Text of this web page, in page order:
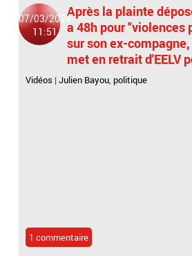
07/03/2024
11:51
Après la plainte
a 48h pour "violences
sur son ex-
met en retrait d'EELV
Vidéos |Julien Bayou, politique
1 commentaire